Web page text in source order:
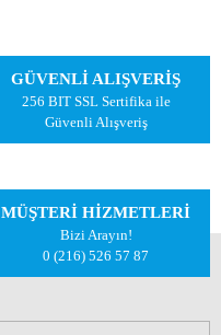
GÜVENLİ ALIŞVERİŞ
256 BIT SSL Sertifika ile
Güvenli Alışveriş
MÜŞTERİ HİZMETLERİ
Bizi Arayın!
0 (216) 526 57 87